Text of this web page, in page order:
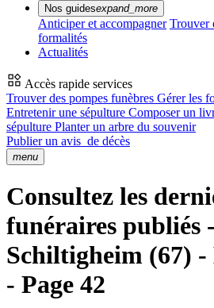
Nos guidesexpand_more
Anticiper et accompagner Trouver
formalités
Actualités
Accès rapide services
Trouver des pompes funèbres Gérer les
Entretenir une sépulture Composer un
sépulture Planter un arbre du souvenir
Publier un avis de décès
menu
Consultez les
funéraires publiés -
Schiltigheim (67) -
- Page 42